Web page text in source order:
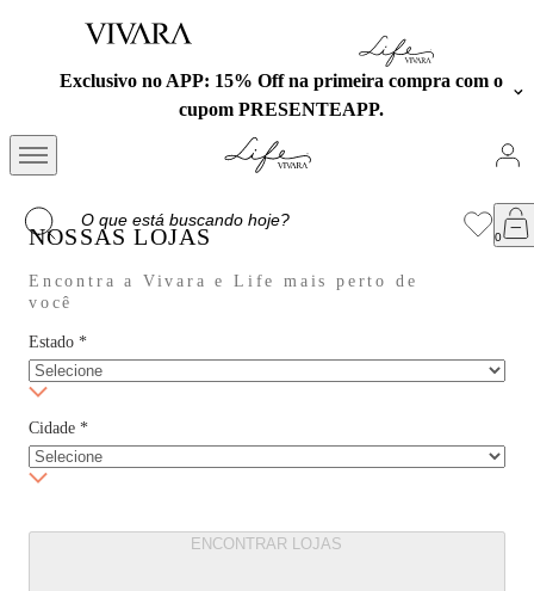
Exclusivo no APP: 15% Off na primeira compra com o
cupom PRESENTEAPP.
NOSSAS LOJAS
Encontra a Vivara e Life mais perto de
você
Estado *
Cidade *
ENCONTRAR LOJAS